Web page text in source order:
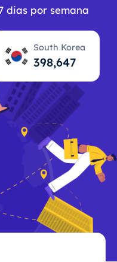
dias por semana
South Korea
398,648